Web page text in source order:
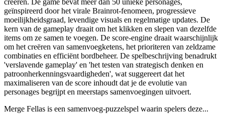
creëren. De game bevat meer dan 50 unieke personages,
geïnspireerd door het virale Brainrot-fenomeen, progressieve
moeilijkheidsgraad, levendige visuals en regelmatige updates. De
kern van de gameplay draait om het klikken en slepen van dezelfde
items om ze samen te voegen. De score-engine draait waarschijnlijk
om het creëren van samenvoegketens, het prioriteren van zeldzame
combinaties en efficiënt bordbeheer. De spelbeschrijving benadrukt
'verslavende gameplay' en 'het testen van strategisch denken en
patroonherkenningsvaardigheden', wat suggereert dat het
maximaliseren van de score inhoudt dat je de evolutie van
personages begrijpt en meerstaps samenvoegingen uitvoert.
Merge Fellas is een samenvoeg-puzzelspel waarin spelers deze...